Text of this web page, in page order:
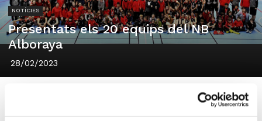
NOTÍCIES
Presentats els 20 equips del NB
Alboraya
28/02/2023